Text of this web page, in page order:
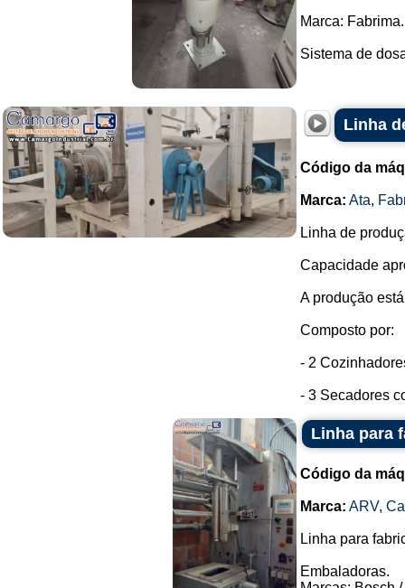
Marca: Fabrima.
Sistema de
Linha
Código da
Marca: Ata,
Linha de
Capacidade
A produção
Composto por:
- 2
- 3 Secadores
Linha para
Código da
Marca: ARV,
Linha para
Embaladoras.